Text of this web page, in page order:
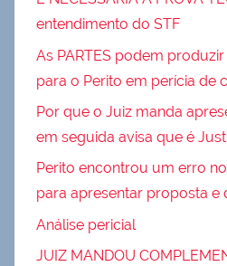
entendimento do STF
As PARTES podem
para o Perito em perícia de
Por que o Juiz manda
em seguida avisa que é
Perito encontrou um erro
para apresentar proposta e
Análise pericial
JUIZ MANDOU